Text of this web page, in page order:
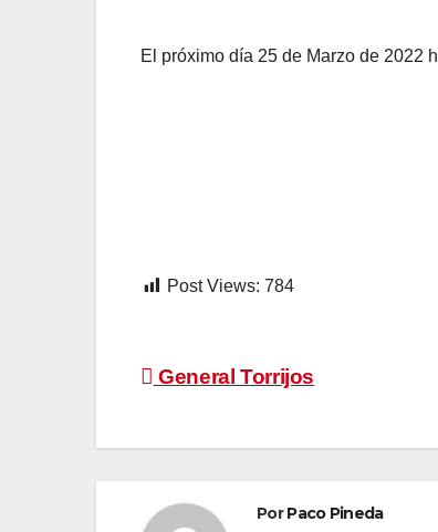
El próximo día 25 de Marzo de 2022
Post Views: 784
Navegación
General Torrijos
PorPaco Pineda